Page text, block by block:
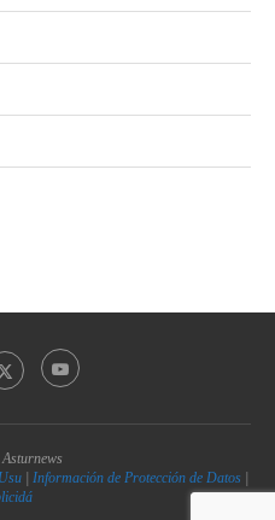
| Información de Protección de Datos |